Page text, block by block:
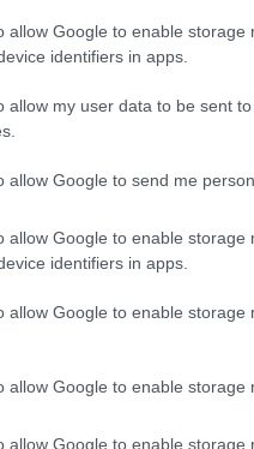
allow Google to enable
identifiers in apps.
allow my user data to be sent
allow Google to send me
allow Google to enable
identifiers in apps.
allow Google to enable
allow Google to enable storage
allow Google to enable storage
ύψος της οδού
διακοπεί η
ξεκίνησαν από ένα
80 ετών. Ο οδηγός
έπεσε σε
τα οποία
στηνείσοδο μιας
κάτοικοι